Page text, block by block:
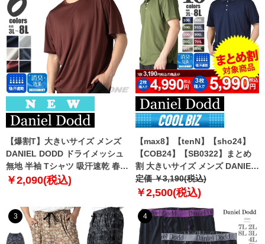
【爆割T】大きいサイズ メンズ
DANIEL DODD ドライメッシュ
無地 半袖 Tシャツ 吸汗速乾 春夏
新作 tjt-2602dry5 【fre】
￥2,090(税込)
【max8】【tenN】【sho24】
【COB24】【SB0322】まとめ
割 大きいサイズ メンズ DANIEL
DODD 吸汗速乾 半袖 無地 スポ
ーツ ポロシャツ azpr-009008h
定価 ￥3,190(税込)
￥2,500(税込)
3 4